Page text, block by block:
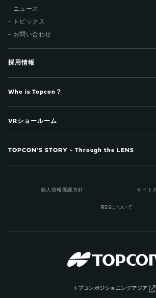
ニュース
トピックス
お問い合わせ
採用情報
Who is Topcon？
VRショールーム
TOPCON'S STORY - Through the LENS
個人情報保護方針 サイト
RSSについて
トプコンポジショニングアジア